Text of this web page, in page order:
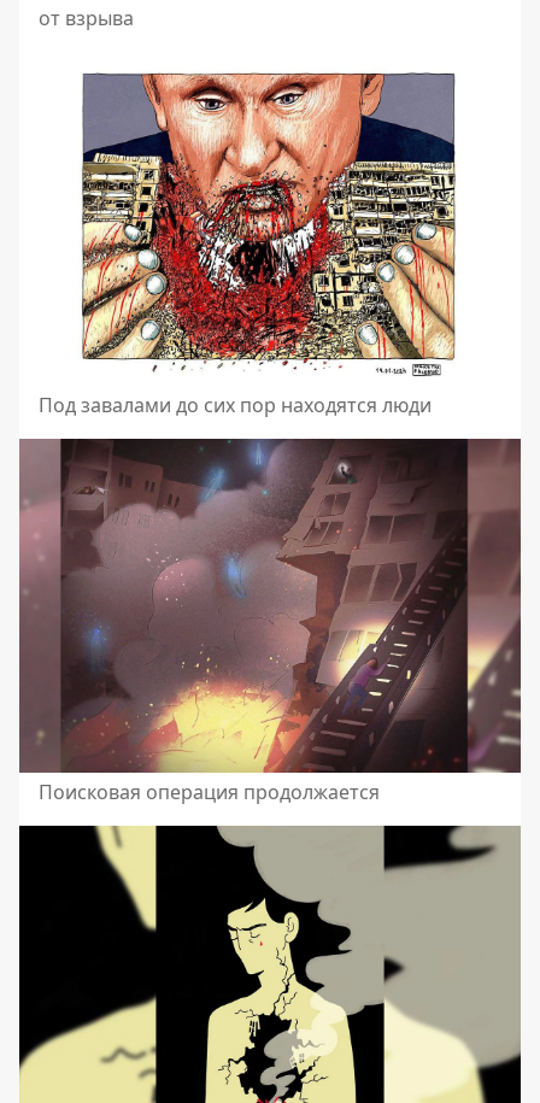
от взрыва
Под завалами до сих пор находятся люди
Поисковая операция продолжается